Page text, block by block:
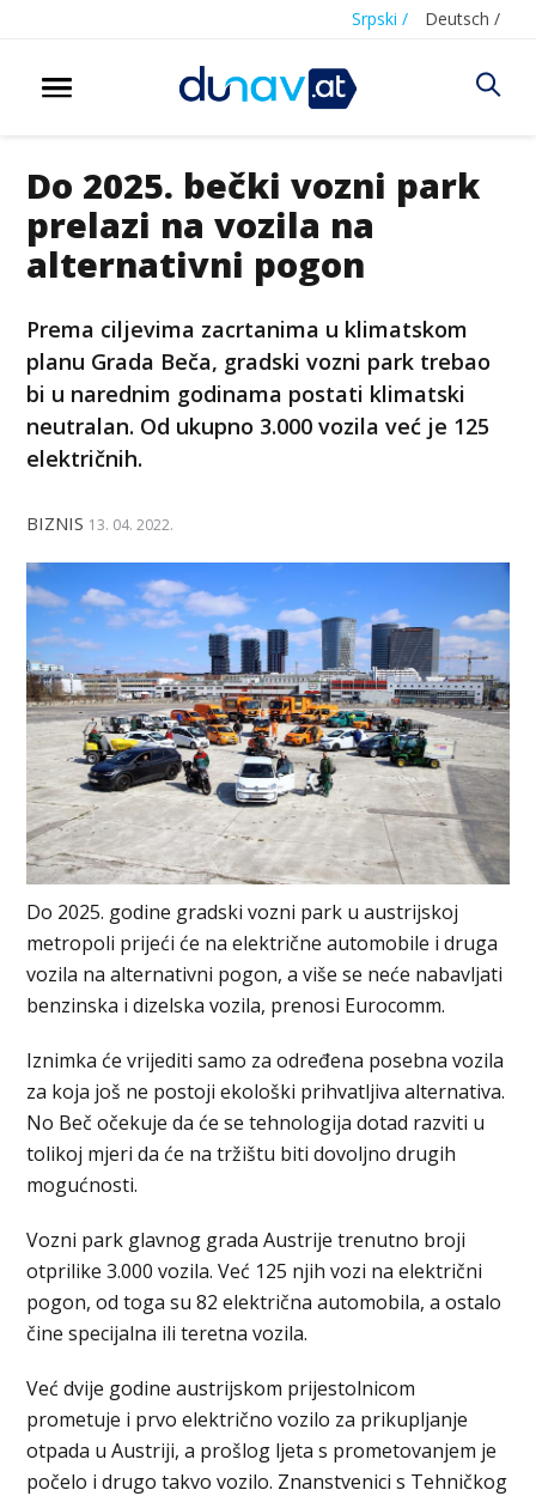
Srpski / Deutsch /
Do 2025. bečki vozni park
prelazi na vozila na
alternativni pogon
Prema ciljevima zacrtanima u klimatskom
planu Grada Beča, gradski vozni park trebao
bi u narednim godinama postati klimatski
neutralan. Od ukupno 3.000 vozila već je 125
električnih.
BIZNIS 13. 04. 2022.
Do 2025. godine gradski vozni park u austrijskoj
metropoli prijeći će na električne automobile i druga
vozila na alternativni pogon, a više se neće nabavljati
benzinska i dizelska vozila, prenosi Eurocomm.
Iznimka će vrijediti samo za određena posebna vozila
za koja još ne postoji ekološki prihvatljiva alternativa.
No Beč očekuje da će se tehnologija dotad razviti u
tolikoj mjeri da će na tržištu biti dovoljno drugih
mogućnosti.
Vozni park glavnog grada Austrije trenutno broji
otprilike 3.000 vozila. Već 125 njih vozi na električni
pogon, od toga su 82 električna automobila, a ostalo
čine specijalna ili teretna vozila.
Već dvije godine austrijskom prijestolnicom
prometuje i prvo električno vozilo za prikupljanje
otpada u Austriji, a prošlog ljeta s prometovanjem je
počelo i drugo takvo vozilo. Znanstvenici s Tehničkog